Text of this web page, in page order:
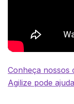
Conheça nossos
Agilize pode